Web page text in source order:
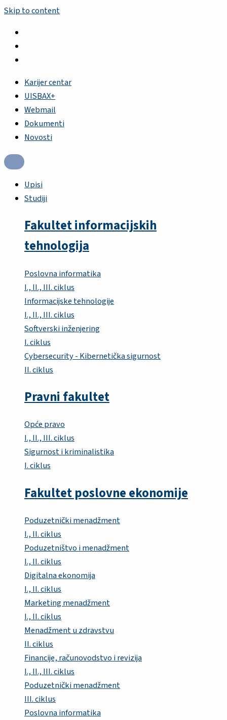
Skip to content
Karijer centar
UISBAX+
Webmail
Dokumenti
Novosti
Upisi
Studiji
Fakultet informacijskih
tehnologija
Poslovna informatika
I., II., III. ciklus
Informacijske tehnologije
I., II., III. ciklus
Softverski inženjering
I. ciklus
Cybersecurity - Kibernetička sigurnost
II. ciklus
Pravni fakultet
Opće pravo
I., II., III. ciklus
Sigurnost i kriminalistika
I. ciklus
Fakultet poslovne ekonomije
Poduzetnički menadžment
I., II. ciklus
Poduzetništvo i menadžment
I., II. ciklus
Digitalna ekonomija
I., II. ciklus
Marketing menadžment
I., II. ciklus
Menadžment u zdravstvu
II. ciklus
Financije, računovodstvo i revizija
I., II., III. ciklus
Poduzetnički menadžment
III. ciklus
Poslovna informatika